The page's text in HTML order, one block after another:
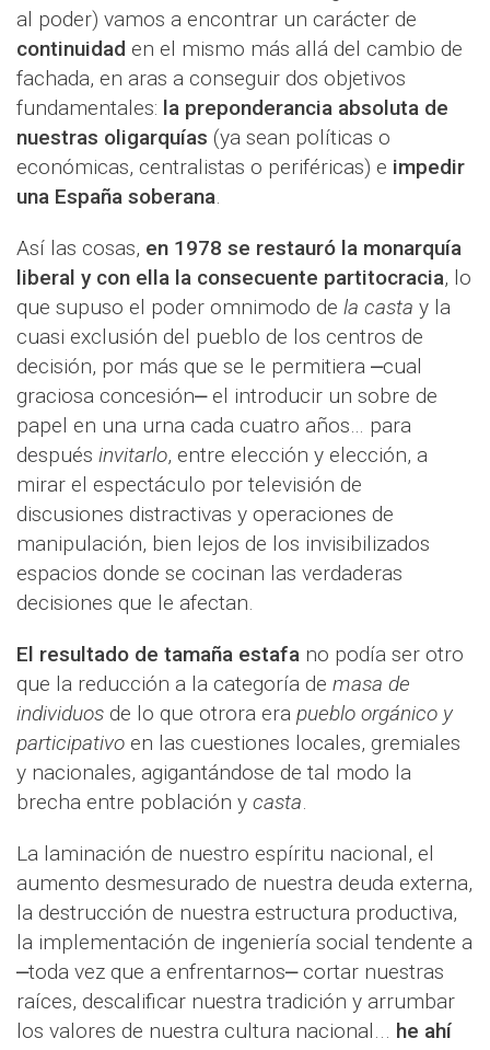
al poder) vamos a encontrar un carácter de
continuidad en el mismo más allá del cambio de
fachada, en aras a conseguir dos objetivos
fundamentales: la preponderancia absoluta de
nuestras oligarquías (ya sean políticas o
económicas, centralistas o periféricas) e impedir
una España soberana.
Así las cosas, en 1978 se restauró la monarquía
liberal y con ella la consecuente partitocracia, lo
que supuso el poder omnimodo de la casta y la
cuasi exclusión del pueblo de los centros de
decisión, por más que se le permitiera ⎼cual
graciosa concesión⎼ el introducir un sobre de
papel en una urna cada cuatro años… para
después invitarlo, entre elección y elección, a
mirar el espectáculo por televisión de
discusiones distractivas y operaciones de
manipulación, bien lejos de los invisibilizados
espacios donde se cocinan las verdaderas
decisiones que le afectan.
El resultado de tamaña estafa no podía ser otro
que la reducción a la categoría de masa de
individuos de lo que otrora era pueblo orgánico y
participativo en las cuestiones locales, gremiales
y nacionales, agigantándose de tal modo la
brecha entre población y casta.
La laminación de nuestro espíritu nacional, el
aumento desmesurado de nuestra deuda externa,
la destrucción de nuestra estructura productiva,
la implementación de ingeniería social tendente a
⎼toda vez que a enfrentarnos⎼ cortar nuestras
raíces, descalificar nuestra tradición y arrumbar
los valores de nuestra cultura nacional... he ahí